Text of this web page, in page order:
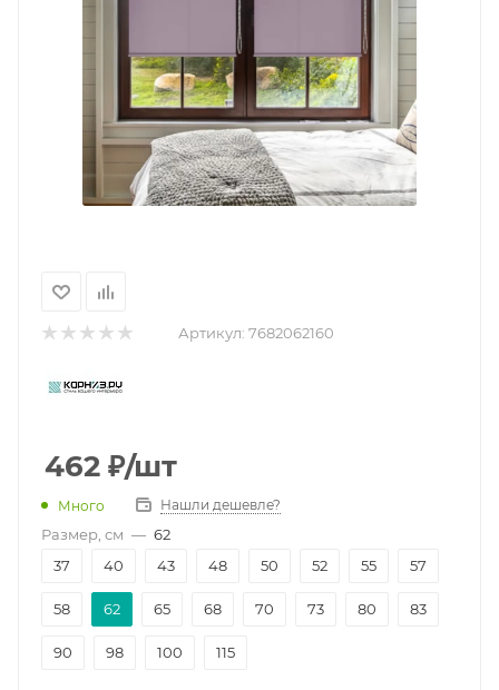
Артикул: 7682062160
462 ₽/шт
Много Нашли дешевле?
Размер, см — 62
37
40 43 48 50 52 55 57
58 62 65 68 70 73 80 83
90 98 100 115